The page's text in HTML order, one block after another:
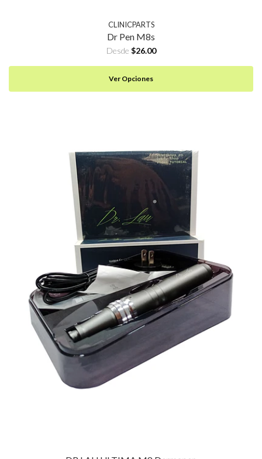
CLINICPARTS
Dr Pen M8s
Desde $26.00
Ver Opciones